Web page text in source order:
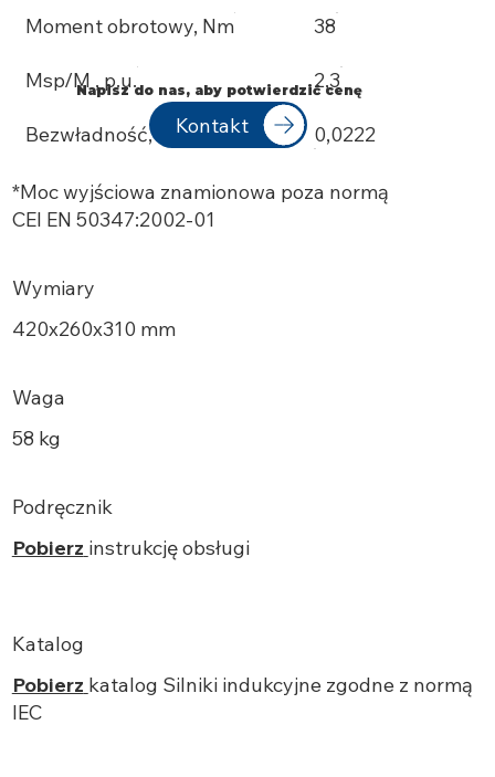
Moment obrotowy, Nm 38
Msp/M , p.u. 2,3
Bezwładność, Kgm² 0,0222
*Moc wyjściowa znamionowa poza normą
CEI EN 50347:2002-01
Wymiary
420х260x310 mm
Waga
58 kg
Podręcznik
Pobierz instrukcję obsługi
Katalog
Pobierz katalog Silniki indukcyjne zgodne z normą
IEC
Napisz do nas, aby potwierdzić cenę
Kontakt